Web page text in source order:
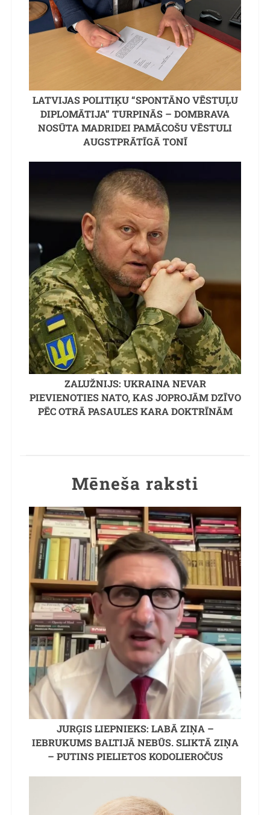
LATVIJAS POLITIĶU “SPONTĀNO VĒSTUĻU
DIPLOMĀTIJA” TURPINĀS – DOMBRAVA
NOSŪTA MADRIDEI PAMĀCOŠU VĒSTULI
AUGSTPRĀTĪGĀ TONĪ
ZALUŽNIJS: UKRAINA NEVAR
PIEVIENOTIES NATO, KAS JOPROJĀM DZĪVO
PĒC OTRĀ PASAULES KARA DOKTRĪNĀM
Mēneša raksti
JURĢIS LIEPNIEKS: LABĀ ZIŅA –
IEBRUKUMS BALTIJĀ NEBŪS. SLIKTĀ ZIŅA
– PUTINS PIELIETOS KODOLIEROČUS